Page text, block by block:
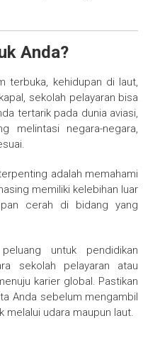
Anda?
terbuka, kehidupan di laut,
sekolah pelayaran bisa
tertarik pada dunia aviasi,
melintasi negara-negara,
adalah memahami
memiliki kelebihan luar
cerah di bidang yang
untuk pendidikan
sekolah pelayaran atau
karier global. Pastikan
Anda sebelum mengambil
melalui udara maupun laut.